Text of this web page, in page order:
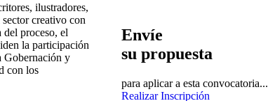
ilustradores,
creativo con
del proceso, el
la participación
Gobernación y
con los
Envíe
su propuesta
para aplicar a esta convocatoria...
Realizar Inscripción